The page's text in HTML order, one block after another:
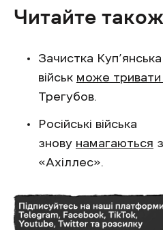
Читайте також
Зачистка Куп’янська
військ може тривати
Трегубов.
Російські війська
знову намагаються
«Ахіллес».